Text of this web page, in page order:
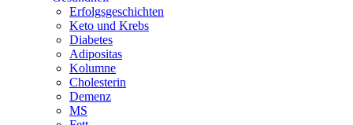
Erfolgsgeschichten
Keto und Krebs
Diabetes
Adipositas
Kolumne
Cholesterin
Demenz
MS